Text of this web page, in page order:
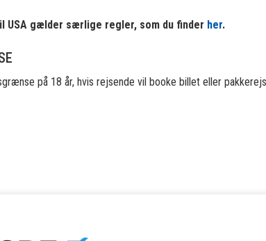
USA gælder særlige regler, som du finder her.
på 18 år, hvis rejsende vil booke billet eller